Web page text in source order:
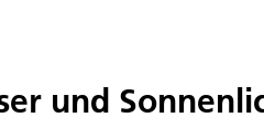
und